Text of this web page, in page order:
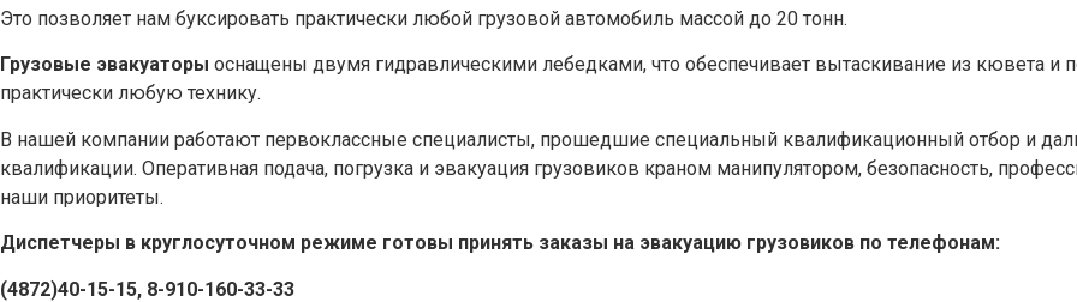
Это позволяет нам буксировать практически любой грузовой автомобиль массой до 20 тонн.
Грузовые эвакуаторы оснащены двумя гидравлическими лебедками, что обеспечивает вытаскивание из кювета и
практически любую технику.
В нашей компании работают первоклассные специалисты, прошедшие специальный квалификационный отбор и
квалификации. Оперативная подача, погрузка и эвакуация грузовиков краном манипулятором, безопасность,
наши приоритеты.
Диспетчеры в круглосуточном режиме готовы принять заказы на эвакуацию грузовиков по телефонам:
(4872)40-15-15, 8-910-160-33-33